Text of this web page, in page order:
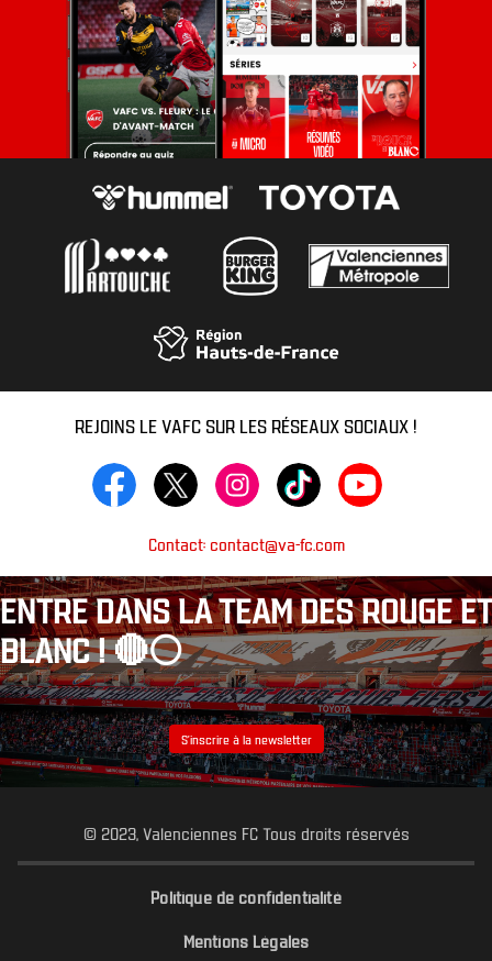
REJOINS LE VAFC SUR LES RÉSEAUX SOCIAUX !
Contact: contact@va-fc.com
ENTRE DANS LA TEAM DES ROUGE ET
BLANC ! 🔴⚪️
S’inscrire à la newsletter
© 2023, Valenciennes FC Tous droits réservés
Politique de confidentialité
Mentions Légales